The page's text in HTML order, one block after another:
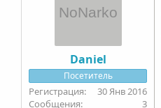
н
а
л
а
Daniel
Посетитель
30 Янв 2016
3